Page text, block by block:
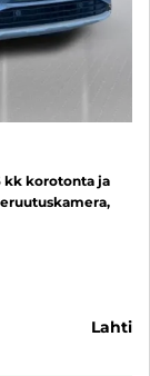
kk korotonta ja
lahti